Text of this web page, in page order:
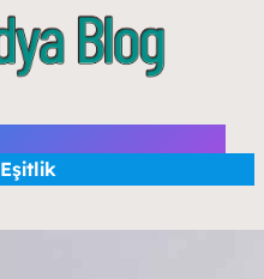
Eşitlik